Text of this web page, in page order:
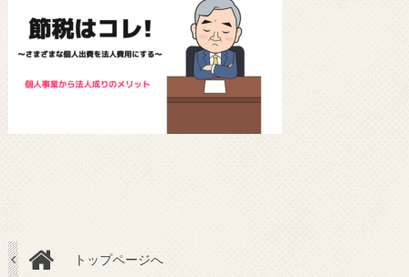
トップページへ